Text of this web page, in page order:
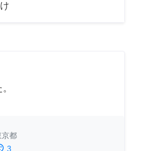
京都
3